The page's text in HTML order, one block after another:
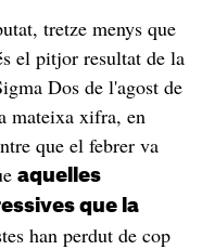
tretze menys que
el pitjor resultat de la
Dos de l'agost de
mateixa xifra, en
que el febrer va
aquelles
que la
han perdut de cop